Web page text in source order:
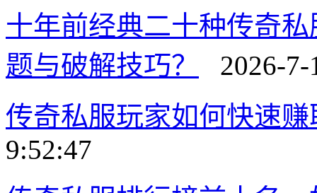
十年前经典二十种传奇
题与破解技巧？
2026-7-
传奇私服玩家如何快速
9:52:47